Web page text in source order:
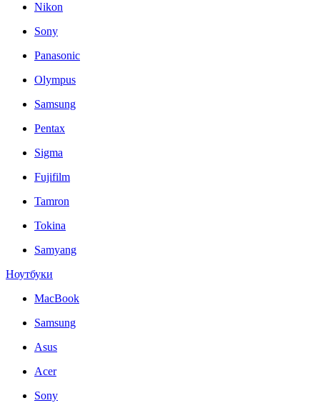
Nikon
Sony
Panasonic
Olympus
Samsung
Pentax
Sigma
Fujifilm
Tamron
Tokina
Samyang
Ноутбуки
MacBook
Samsung
Asus
Acer
Sony